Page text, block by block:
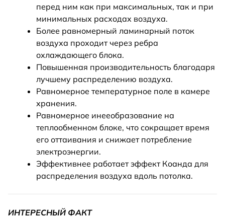
перед ним как при максимальных, так и при
минимальных расходах воздуха.
Более равномерный ламинарный поток
воздуха проходит через ребра
охлаждающего блока.
Повышенная производительность благодаря
лучшему распределению воздуха.
Равномерное температурное поле в камере
хранения.
Равномерное инееобразование на
теплообменном блоке, что сокращает время
его оттаивания и снижает потребление
электроэнергии.
Эффективнее работает эффект Коанда для
распределения воздуха вдоль потолка.
ИНТЕРЕСНЫЙ ФАКТ